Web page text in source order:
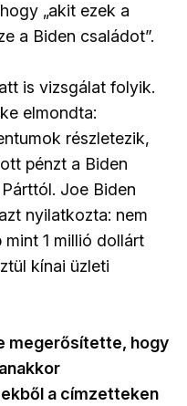
„akit ezek a
a Biden családot”.
is vizsgálat folyik.
elmondta:
részletezik,
pénzt a Biden
Joe Biden
nyilatkozta: nem
1 millió dollárt
kínai üzleti
megerősítette, hogy
a címzetteken